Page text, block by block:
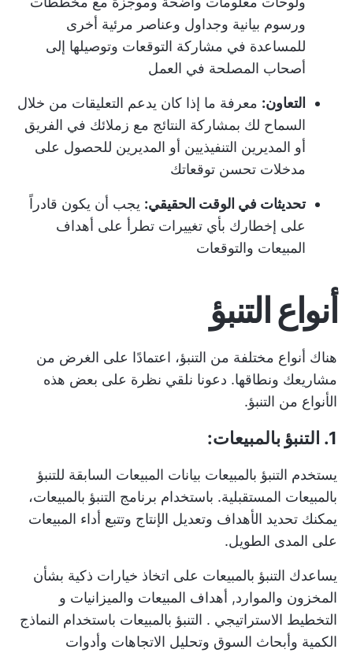
ورسوم بيانية وجداول وعناصر مرئية أخرى
للمساعدة في مشاركة التوقعات وتوصيلها إلى
أصحاب المصلحة في العمل
التعاون: معرفة ما إذا كان يدعم التعليقات من خلال
السماح لك بمشاركة النتائج مع زملائك في الفريق
أو المديرين التنفيذيين أو المديرين للحصول على
مدخلات تحسن توقعاتك
تحديثات في الوقت الحقيقي: يجب أن يكون قادراً
على إخطارك بأي تغييرات تطرأ على أهداف
المبيعات والتوقعات
أنواع التنبؤ
هناك أنواع مختلفة من التنبؤ، اعتمادًا على الغرض من
مشاريعك ونطاقها. دعونا نلقي نظرة على بعض هذه
الأنواع من التنبؤ.
1. التنبؤ بالمبيعات:
يستخدم التنبؤ بالمبيعات بيانات المبيعات السابقة للتنبؤ
بالمبيعات المستقبلية. باستخدام برنامج التنبؤ بالمبيعات،
يمكنك تحديد الأهداف وتعديل الإنتاج وتتبع أداء المبيعات
على المدى الطويل.
يساعدك التنبؤ بالمبيعات على اتخاذ خيارات ذكية بشأن
المخزون والموارد, أهداف المبيعات والميزانيات و
التخطيط الاستراتيجي . التنبؤ بالمبيعات باستخدام النماذج
الكمية وأبحاث السوق وتحليل الاتجاهات وأدوات